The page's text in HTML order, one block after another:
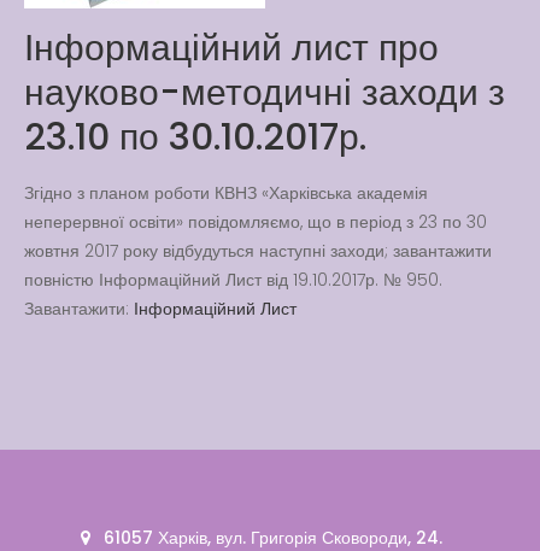
New Friends Everyday at
Kiddie
Інформаційний лист про
науково-методичні заходи з
23.10 по 30.10.2017р.
Згідно з планом роботи КВНЗ «Харківська академія
неперервної освіти» повідомляємо, що в період з 23 по 30
жовтня 2017 року відбудуться наступні заходи; завантажити
повністю Інформаційний Лист від 19.10.2017р. № 950.
Завантажити: Інформаційний Лист
61057 Харків, вул. Григорія Сковороди, 24.